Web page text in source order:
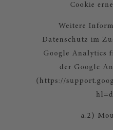
Cookie
Weitere
Datenschutz im
Google Analytics
der Google
(https://
a.2)